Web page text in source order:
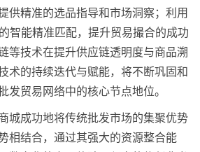
供精准的选品指导和市场洞察；利用
智能精准匹配，提升贸易撮合的成功
等技术在提升供应链透明度与商品溯
术的持续迭代与赋能，将不断巩固和
发贸易网络中的核心节点地位。
城成功地将传统批发市场的集聚优势
相结合，通过其强大的资源整合能